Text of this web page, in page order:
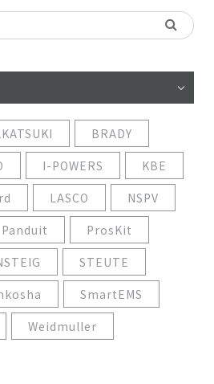
BRADY
I-POWERS
KBE
LASCO
NSPV
Panduit
ProsKit
STEUTE
SmartEMS
Weidmuller